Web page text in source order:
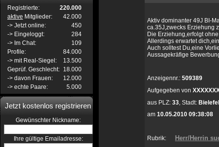
Registrierte:
220.000
aktive Mitglieder:
42.000
-> Jetzt online:
450
-> Eingeloggt:
284
-> Im Chat:
109
Profile:
84.000
-> mit Real-Siegel:
13.500
Geprüf. Geschlecht: 18.000
-> davon Frauen:
12.000
-> echte Paare:
5.000
Jetzt kostenlos registrieren
Gewünschter Nickname:
Ihre gültige Emailadresse:
Aktiv dominanter 49J BI-
ca.35J,zwecks Erziehung
Die Erziehung,erfolgt
Allerdings erwartet
Auch solltest Du,eine
Aussagekräfige
Anzeigennr.: 509389
Aufgegeben von
aus PLZ: 33, Stadt:
am 10.05.2010 09:38:08
Rubrik: Herr/Herrin